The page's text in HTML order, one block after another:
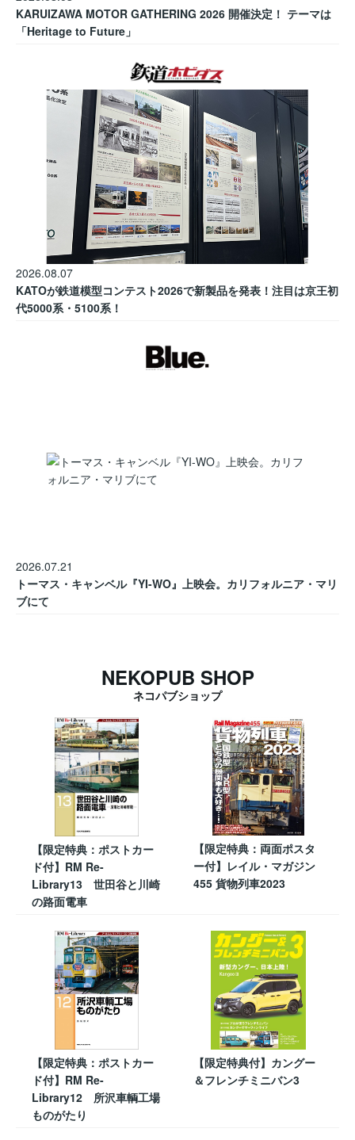
KARUIZAWA MOTOR GATHERING 2026 開催決定！ テーマは
「Heritage to Future」
2026.08.07
KATOが鉄道模型コンテスト2026で新製品を発表！注目は京王初
代5000系・5100系！
2026.07.21
トーマス・キャンベル『YI-WO』上映会。カリフォルニア・マリ
ブにて
NEKOPUB SHOP
ネコパブショップ
【限定特典：ポストカー
ド付】RM Re-
Library13 世田谷と川崎
の路面電車
【限定特典：両面ポスタ
ー付】レイル・マガジン
455 貨物列車2023
【限定特典：ポストカー
ド付】RM Re-
Library12 所沢車輌工場
ものがたり
【限定特典付】カングー
＆フレンチミニバン3